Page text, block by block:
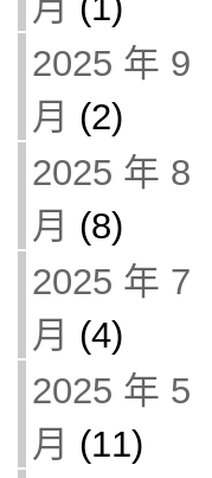
2025 年 9
月 (2)
2025 年 8
月 (8)
2025 年 7
月 (4)
2025 年 5
月 (11)